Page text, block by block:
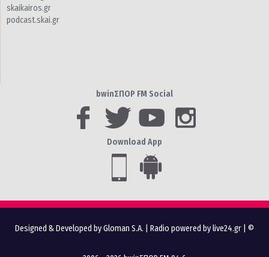
skaikairos.gr
podcast.skai.gr
bwinΣΠΟΡ FM Social
Download App
Designed & Developed by Gloman S.A. Radio powered by live24.gr | ©